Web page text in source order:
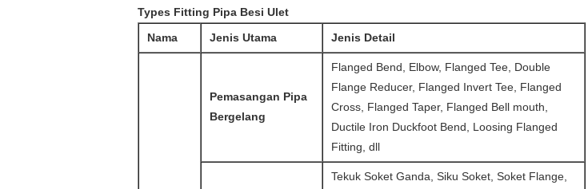
Types Fitting Pipa Besi Ulet
Nama
Jenis Utama Jenis Detail
Pemasangan Pipa
Bergelang
Flanged Bend, Elbow, Flanged Tee, Double
Flange Reducer, Flanged Invert Tee, Flanged
Cross, Flanged Taper, Flanged Bell mouth,
Ductile Iron Duckfoot Bend, Loosing Flanged
Fitting, dll
Tekuk Soket Ganda, Siku Soket, Soket Flange,